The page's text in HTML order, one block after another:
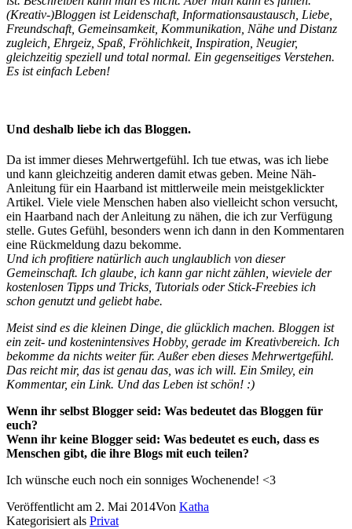
(Kreativ-)Bloggen ist Leidenschaft, Informationsaustausch, Liebe,
Freundschaft, Gemeinsamkeit, Kommunikation, Nähe und Distanz
zugleich, Ehrgeiz, Spaß, Fröhlichkeit, Inspiration, Neugier,
gleichzeitig speziell und total normal. Ein gegenseitiges Verstehen.
Es ist einfach Leben!
Und deshalb liebe ich das Bloggen.
Da ist immer dieses Mehrwertgefühl. Ich tue etwas, was ich liebe
und kann gleichzeitig anderen damit etwas geben. Meine Näh-
Anleitung für ein Haarband ist mittlerweile mein meistgeklickter
Artikel. Viele viele Menschen haben also vielleicht schon versucht,
ein Haarband nach der Anleitung zu nähen, die ich zur Verfügung
stelle. Gutes Gefühl, besonders wenn ich dann in den Kommentaren
eine Rückmeldung dazu bekomme.
Und ich profitiere natürlich auch unglaublich von dieser
Gemeinschaft. Ich glaube, ich kann gar nicht zählen, wieviele der
kostenlosen Tipps und Tricks, Tutorials oder Stick-Freebies ich
schon genutzt und geliebt habe.
Meist sind es die kleinen Dinge, die glücklich machen. Bloggen ist
ein zeit- und kostenintensives Hobby, gerade im Kreativbereich. Ich
bekomme da nichts weiter für. Außer eben dieses Mehrwertgefühl.
Das reicht mir, das ist genau das, was ich will. Ein Smiley, ein
Kommentar, ein Link. Und das Leben ist schön! :)
Wenn ihr selbst Blogger seid: Was bedeutet das Bloggen für
euch?
Wenn ihr keine Blogger seid: Was bedeutet es euch, dass es
Menschen gibt, die ihre Blogs mit euch teilen?
Ich wünsche euch noch ein sonniges Wochenende! <3
Veröffentlicht am 2. Mai 2014Von Katha
Kategorisiert als Privat